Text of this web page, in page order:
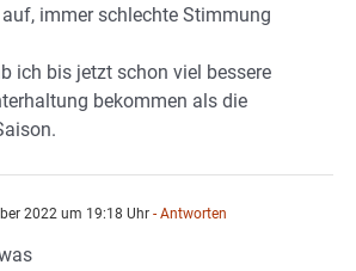
immer schlechte Stimmung
ich bis jetzt schon viel bessere
bekommen als die
2022 um 19:18 Uhr - Antworten